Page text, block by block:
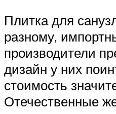
Плитка для
разному,
производители
дизайн у них
стоимость
Отечественные